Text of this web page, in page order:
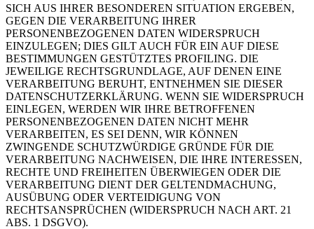
SICH AUS IHRER BESONDEREN SITUATION ERGEBEN,
GEGEN DIE VERARBEITUNG IHRER
PERSONENBEZOGENEN DATEN WIDERSPRUCH
EINZULEGEN; DIES GILT AUCH FÜR EIN AUF DIESE
BESTIMMUNGEN GESTÜTZTES PROFILING. DIE
JEWEILIGE RECHTSGRUNDLAGE, AUF DENEN EINE
VERARBEITUNG BERUHT, ENTNEHMEN SIE DIESER
DATENSCHUTZERKLÄRUNG. WENN SIE WIDERSPRUCH
EINLEGEN, WERDEN WIR IHRE BETROFFENEN
PERSONENBEZOGENEN DATEN NICHT MEHR
VERARBEITEN, ES SEI DENN, WIR KÖNNEN
ZWINGENDE SCHUTZWÜRDIGE GRÜNDE FÜR DIE
VERARBEITUNG NACHWEISEN, DIE IHRE INTERESSEN,
RECHTE UND FREIHEITEN ÜBERWIEGEN ODER DIE
VERARBEITUNG DIENT DER GELTENDMACHUNG,
AUSÜBUNG ODER VERTEIDIGUNG VON
RECHTSANSPRÜCHEN (WIDERSPRUCH NACH ART. 21
ABS. 1 DSGVO).